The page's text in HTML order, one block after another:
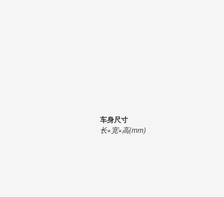
车身尺寸
长×宽×高(mm)